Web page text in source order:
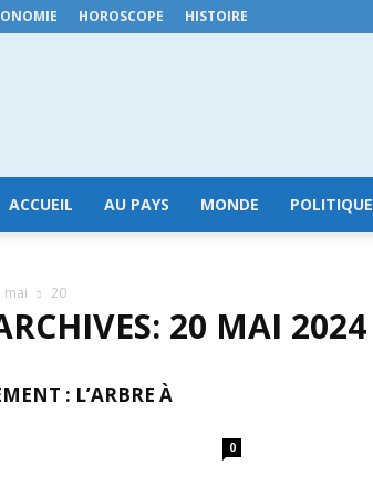
HOROSCOPE HISTOIRE
ACCUEIL AU PAYS MONDE POLITIQUE
mai 20
20 MAI 2024
: L’ARBRE À
0